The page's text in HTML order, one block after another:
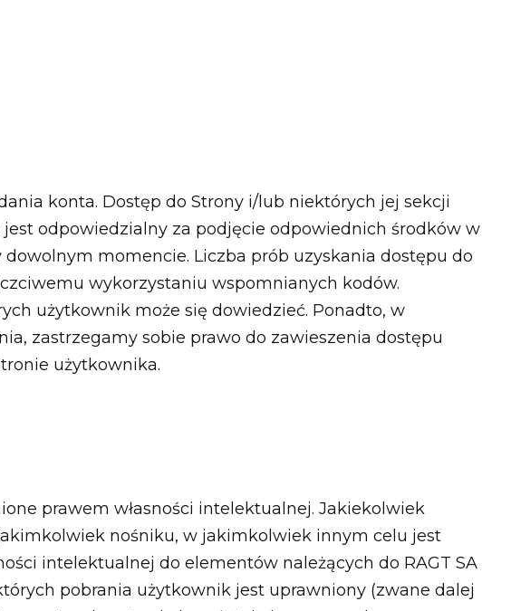
konta. Dostęp do Strony i/lub niektórych jej sekcji
odpowiedzialny za podjęcie odpowiednich środków w
momencie. Liczba prób uzyskania dostępu do
wykorzystaniu wspomnianych kodów.
użytkownik może się dowiedzieć. Ponadto, w
zastrzegamy sobie prawo do zawieszenia dostępu
użytkownika.
prawem własności intelektualnej. Jakiekolwiek
nośniku, w jakimkolwiek innym celu jest
intelektualnej do elementów należących do RAGT SA
pobrania użytkownik jest uprawniony (zwane dalej